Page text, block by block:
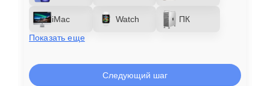
iMac Watch
ПК
Показать еще
Следующий шаг